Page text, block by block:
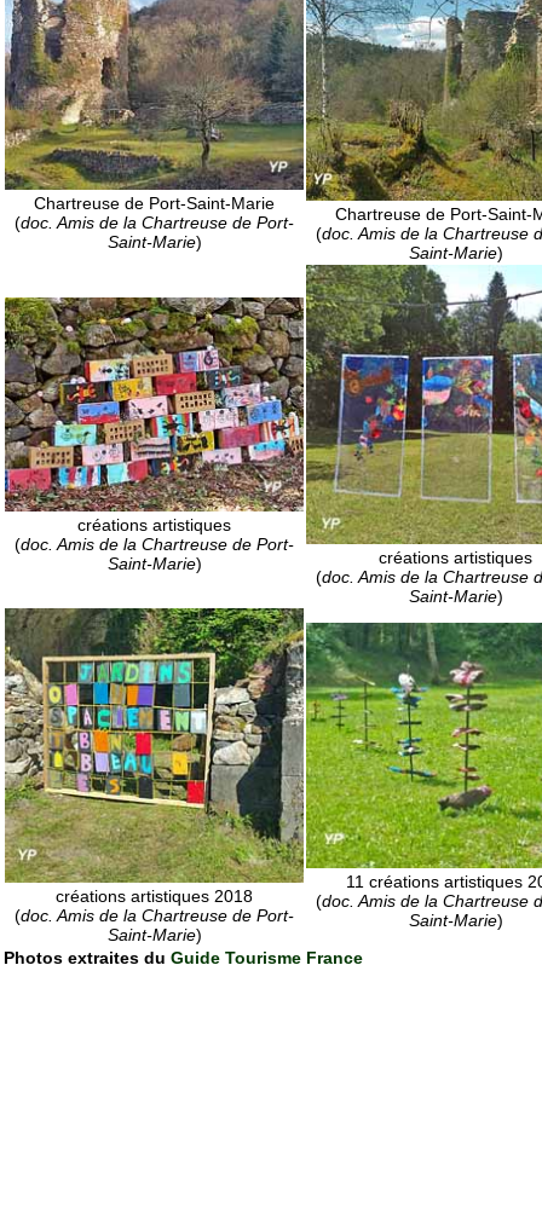
Chartreuse de Port-Saint-Marie
(doc. Amis de la Chartreuse de Port-
Saint-Marie)
Chartreuse de Port-Saint-
(doc. Amis de la Chartreuse
Saint-Marie)
créations artistiques
(doc. Amis de la Chartreuse de Port-
Saint-Marie)
créations artistiques
(doc. Amis de la Chartreuse
Saint-Marie)
créations artistiques 2018
(doc. Amis de la Chartreuse de Port-
Saint-Marie)
11 créations artistiques
(doc. Amis de la Chartreuse
Saint-Marie)
Photos extraites du Guide Tourisme France